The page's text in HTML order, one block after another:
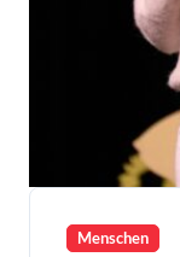
Menschen